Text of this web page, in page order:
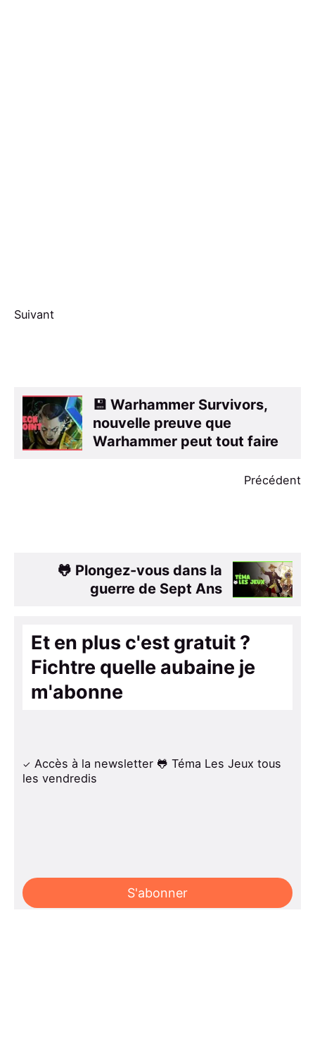
Suivant
💾 Warhammer Survivors,
nouvelle preuve que
Warhammer peut tout faire
Précédent
🐸 Plongez-vous dans la
guerre de Sept Ans
Et en plus c'est gratuit ?
Fichtre quelle aubaine je
m'abonne
Accès à la newsletter 🐸 Téma Les Jeux tous
les vendredis
S'abonner